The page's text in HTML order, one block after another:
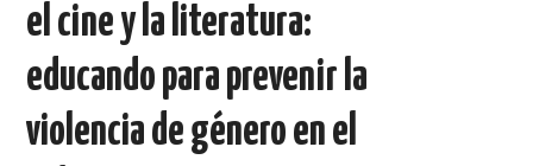
el cine y la literatura:
educando para prevenir la
violencia de género en el